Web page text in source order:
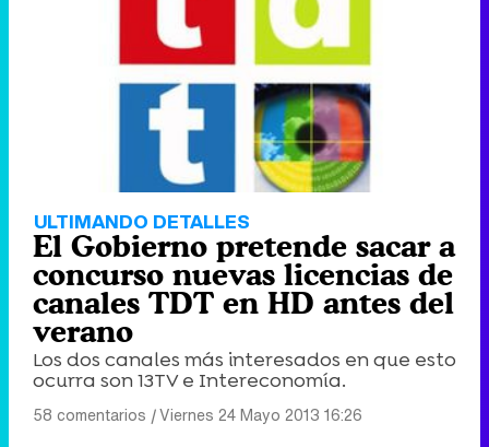
ULTIMANDO DETALLES
El Gobierno pretende sacar a
concurso nuevas licencias de
canales TDT en HD antes del
verano
Los dos canales más interesados en que esto
ocurra son 13TV e Intereconomía.
58 comentarios |Viernes 24 Mayo 2013 16:26